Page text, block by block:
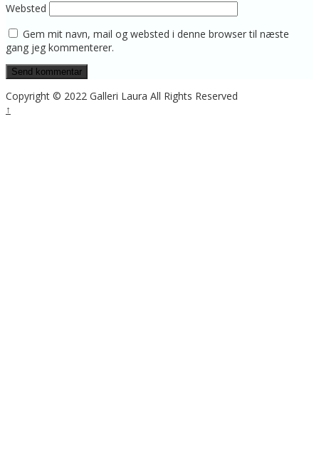
Websted
Gem mit navn, mail og websted i denne browser til næste
gang jeg kommenterer.
Copyright © 2022 Galleri Laura All Rights Reserved
↑